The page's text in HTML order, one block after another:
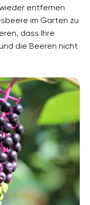
entfernen
im Garten zu
dass Ihre
die Beeren nicht